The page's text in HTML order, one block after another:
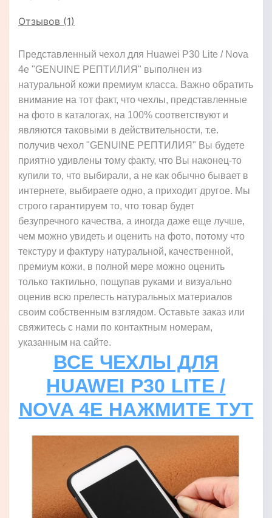
Отзывов (1)
Представленный чехол для Huawei P30 Lite / Nova
4e "GENUINE РЕПТИЛИЯ" выполнен из
натуральной кожи премиум класса. Важно обратить
внимание на тот факт, что чехлы, представленные
на фото в каталогах, на 100% соответствуют и
являются таковыми в действительности, т.е.
получив чехол "GENUINE РЕПТИЛИЯ" Вы будете
приятно удивлены тому факту, что Вы наконец-то
купили то, что выбирали, а не как обычно бывает в
интернете, выбираете одно, а приходит другое. Мы
строго гарантируем то, что товар будет
безупречного качества, а иногда даже еще лучше,
чем можно увидеть и оценить на фото, потому что
текстуру и фактуру натуральной, качественной,
премиум кожи, в полной мере можно оценить
только тактильно, пощупав руками и визуально
оценив всю прелесть натуральных материалов
своим собственным взглядом. Оставьте заказ или
свяжитесь с нами по контактным номерам,
указанным на сайте.
ВСЕ ЧЕХЛЫ ДЛЯ
HUAWEI P30 LITE /
NOVA 4E НАЖМИТЕ ТУТ